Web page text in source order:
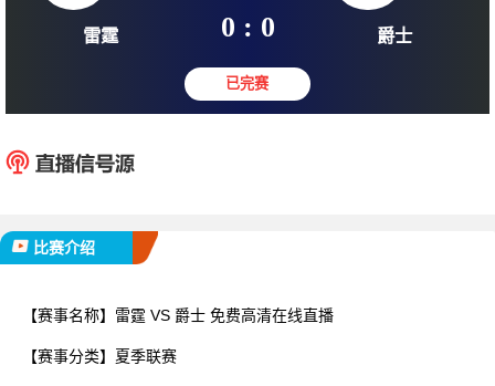
雷霆
夏季联赛
2026-07-08 09:00:00
0 : 0 爵
比赛介绍
【赛事名称】 雷霆 VS 爵士 免费高清在线直播
【赛事分类】 夏季联赛